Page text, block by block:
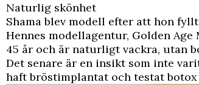
Naturlig skönhet
Shama blev modell efter att hon
Hennes modellagentur, Golden
45 år och är naturligt vackra, utan
Det senare är en insikt som inte
haft bröstimplantat och testat